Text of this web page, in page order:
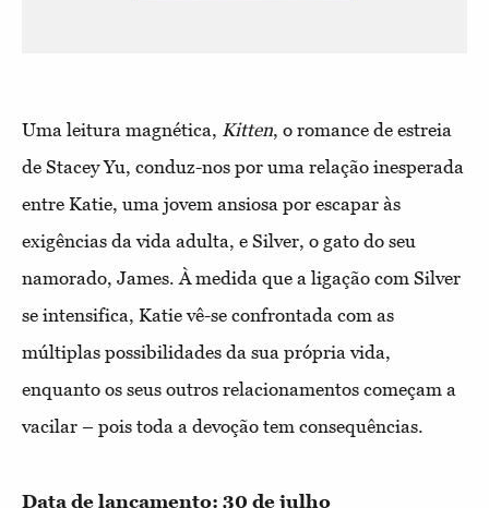
Uma leitura magnética, Kitten, o romance de estreia
de Stacey Yu, conduz-nos por uma relação inesperada
entre Katie, uma jovem ansiosa por escapar às
exigências da vida adulta, e Silver, o gato do seu
namorado, James. À medida que a ligação com Silver
se intensifica, Katie vê-se confrontada com as
múltiplas possibilidades da sua própria vida,
enquanto os seus outros relacionamentos começam a
vacilar – pois toda a devoção tem consequências.
Data de lançamento: 30 de julho